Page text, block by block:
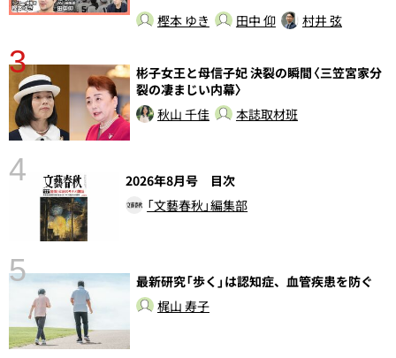
樫本 ゆき 田中 仰 村井 弦
3
彬子女王と母信子妃 決裂の瞬間〈三笠宮家分
裂の凄まじい内幕〉
秋山 千佳
本誌取材班
4
2026年8月号 目次
「文藝春秋」編集部
5
最新研究「歩く」は認知症、血管疾患を防ぐ
梶山 寿子